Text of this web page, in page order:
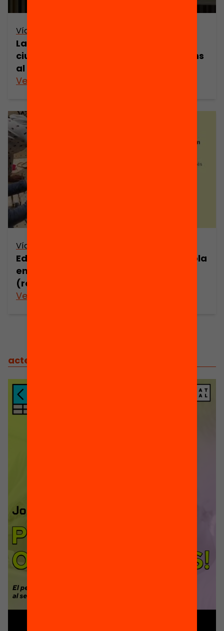
Vídeo
Laia Sánchez – Els superpoders
ciutadans d’Edutec: dels Nous artesans
al Club Maker
Veure’n més
Vídeo
Educació Maker: com convertim l’escola
en un laboratori de creació?
(retransmissió en directe)
Veure’n més
actes